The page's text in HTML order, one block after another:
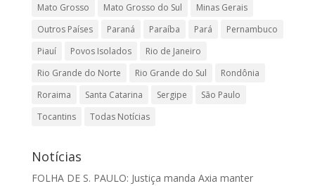
Mato Grosso
Mato Grosso do Sul
Minas Gerais
Outros Países
Paraná Paraíba Pará
Pernambuco
Piauí
Povos Isolados
Rio de Janeiro
Rio Grande do Norte
Rio Grande do Sul
Rondônia
Roraima
Santa Catarina Sergipe
São Paulo
Tocantins
Todas Notícias
Notícias
FOLHA DE S. PAULO: Justiça manda Axia manter